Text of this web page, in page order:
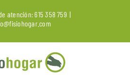
atención:615 358 759 |